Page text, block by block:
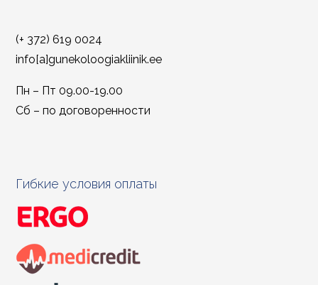
(+ 372) 619 0024
info[a]gunekoloogiakliinik.ee
Пн – Пт 09.00-19.00
Сб – по договоренности
Гибкие условия оплаты